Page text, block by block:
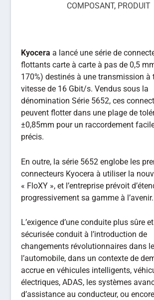
COMPOSANT, PRODUIT
Kyocera a lancé une série de
flottants carte à carte à pas de 0,5
170%) destinés à une transmission à
vitesse de 16 Gbit/s. Vendus sous la
dénomination Série 5652, ces
peuvent flotter dans une plage de
±0,85mm pour un raccordement
précis.
En outre, la série 5652 englobe les
connecteurs Kyocera à utiliser la
« FloXY », et l’entreprise prévoit
progressivement sa gamme à l’avenir.
L’exigence d’une conduite plus sûre
sécurisée conduit à l’introduction de
changements révolutionnaires dans
l’automobile, dans un contexte de
accrue en véhicules intelligents,
électriques, ADAS, les systèmes
d’assistance au conducteur, ou